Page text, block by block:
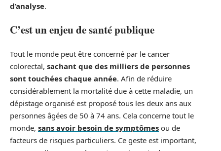
d’analyse.
C’est un enjeu de santé publique
Tout le monde peut être concerné par le cancer
colorectal, sachant que des milliers de personnes
sont touchées chaque année. Afin de réduire
considérablement la mortalité due à cette maladie, un
dépistage organisé est proposé tous les deux ans aux
personnes âgées de 50 à 74 ans. Cela concerne tout le
monde, sans avoir besoin de symptômes ou de
facteurs de risques particuliers. Ce geste est important,